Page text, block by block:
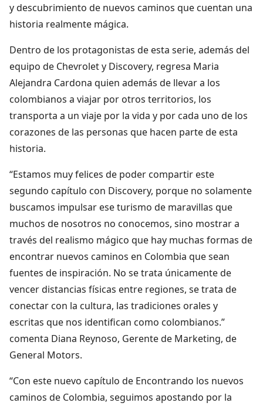
y descubrimiento de nuevos caminos que cuentan una
historia realmente mágica.
Dentro de los protagonistas de esta serie, además del
equipo de Chevrolet y Discovery, regresa Maria
Alejandra Cardona quien además de llevar a los
colombianos a viajar por otros territorios, los
transporta a un viaje por la vida y por cada uno de los
corazones de las personas que hacen parte de esta
historia.
“Estamos muy felices de poder compartir este
segundo capítulo con Discovery, porque no solamente
buscamos impulsar ese turismo de maravillas que
muchos de nosotros no conocemos, sino mostrar a
través del realismo mágico que hay muchas formas de
encontrar nuevos caminos en Colombia que sean
fuentes de inspiración. No se trata únicamente de
vencer distancias físicas entre regiones, se trata de
conectar con la cultura, las tradiciones orales y
escritas que nos identifican como colombianos.”
comenta Diana Reynoso, Gerente de Marketing, de
General Motors.
“Con este nuevo capítulo de Encontrando los nuevos
caminos de Colombia, seguimos apostando por la